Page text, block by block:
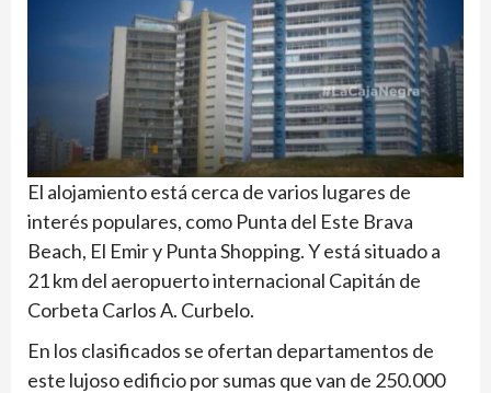
El alojamiento está cerca de varios lugares de
interés populares, como Punta del Este Brava
Beach, El Emir y Punta Shopping. Y está situado a
21 km del aeropuerto internacional Capitán de
Corbeta Carlos A. Curbelo.
En los clasificados se ofertan departamentos de
este lujoso edificio por sumas que van de 250.000